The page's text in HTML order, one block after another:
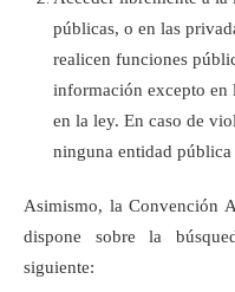
públicas, o en las
realicen funciones
información excepto en
en la ley. En caso de
ninguna entidad
Asimismo, la Convención
dispone sobre la
siguiente: